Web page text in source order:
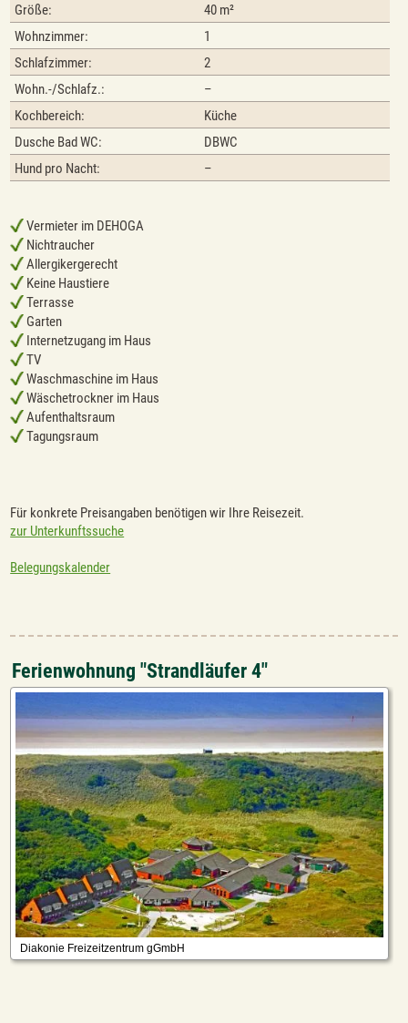
Größe:
40 m²
Wohnzimmer:
1
Schlafzimmer:
2
Wohn.-/Schlafz.:
–
Kochbereich:
Küche
Dusche Bad WC:
DBWC
Hund pro Nacht:
–
Vermieter im DEHOGA
Nichtraucher
Allergikergerecht
Keine Haustiere
Terrasse
Garten
Internetzugang im Haus
TV
Waschmaschine im Haus
Wäschetrockner im Haus
Aufenthaltsraum
Tagungsraum
Für konkrete Preisangaben benötigen wir Ihre Reisezeit.
zur Unterkunftssuche
Belegungskalender
Ferienwohnung "Strandläufer 4"